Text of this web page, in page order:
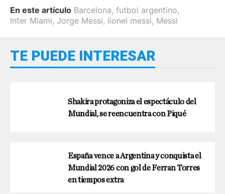
En este artículo Barcelona, futbol argentino,
Inter Miami, Jorge Messi, lionel messi, Messi
TE PUEDE INTERESAR
Shakira protagoniza el espectáculo del
Mundial, se reencuentra con Piqué
España vence a Argentina y conquista el
Mundial 2026 con gol de Ferran Torres
en tiempos extra